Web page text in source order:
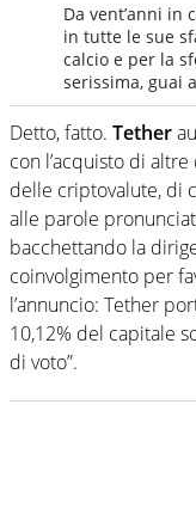
Da vent’anni in
in tutte le sue
calcio e per la
serissima, guai
Detto, fatto. Tether
con l’acquisto di
delle criptovalute, di
alle parole
bacchettando la
coinvolgimento per
l’annuncio: Tether
10,12% del capitale
di voto”.